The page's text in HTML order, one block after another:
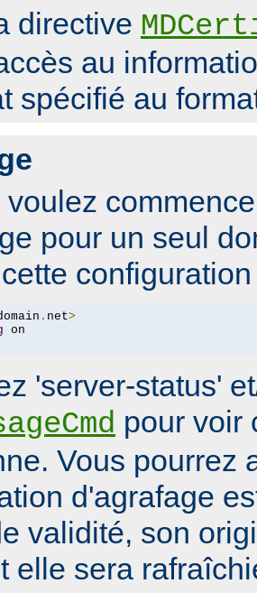
directive
au
spécifié au
pour un seul
. net>
'server-status'
pour voir
Vous pourrez
d'agrafage
validité, son
elle sera